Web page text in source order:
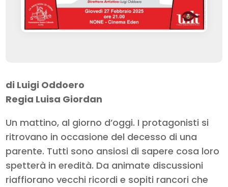
di Luigi Oddoero
Regia Luisa Giordan
Un mattino, al giorno d’oggi. I protagonisti si
ritrovano in occasione del decesso di una
parente. Tutti sono ansiosi di sapere cosa loro
spetterà in eredità. Da animate discussioni
riaffiorano vecchi ricordi e sopiti rancori che